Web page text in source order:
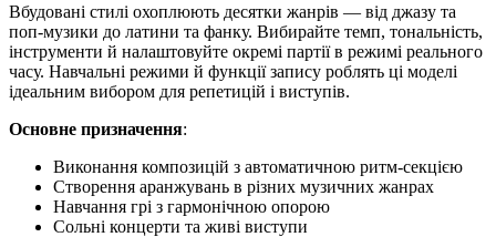
Вбудовані стилі охоплюють десятки жанрів — від джазу та
поп-музики до латини та фанку. Вибирайте темп, тональність,
інструменти й налаштовуйте окремі партії в режимі реального
часу. Навчальні режими й функції запису роблять ці моделі
ідеальним вибором для репетицій і виступів.
Основне призначення:
Виконання композицій з автоматичною ритм-секцією
Створення аранжувань в різних музичних жанрах
Навчання грі з гармонічною опорою
Сольні концерти та живі виступи